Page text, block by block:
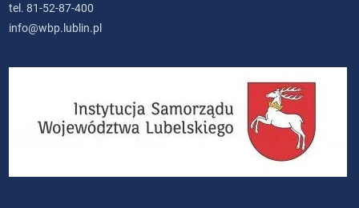
tel. 81-52-87-400
info@wbp.lublin.pl